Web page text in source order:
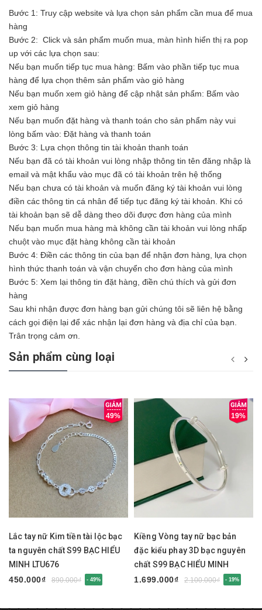
Bước 1: Truy cập website và lựa chọn sản phẩm cần mua để mua
hàng
Bước 2: Click và sản phẩm muốn mua, màn hình hiển thị ra pop
up với các lựa chọn sau:
Nếu bạn muốn tiếp tục mua hàng: Bấm vào phần tiếp tục mua
hàng để lựa chọn thêm sản phẩm vào giỏ hàng
Nếu bạn muốn xem giỏ hàng để cập nhật sản phẩm: Bấm vào
xem giỏ hàng
Nếu bạn muốn đặt hàng và thanh toán cho sản phẩm này vui
lòng bấm vào: Đặt hàng và thanh toán
Bước 3: Lựa chọn thông tin tài khoản thanh toán
Nếu bạn đã có tài khoản vui lòng nhập thông tin tên đăng nhập là
email và mật khẩu vào mục đã có tài khoản trên hệ thống
Nếu bạn chưa có tài khoản và muốn đăng ký tài khoản vui lòng
điền các thông tin cá nhân để tiếp tục đăng ký tài khoản. Khi có
tài khoản bạn sẽ dễ dàng theo dõi được đơn hàng của mình
Nếu bạn muốn mua hàng mà không cần tài khoản vui lòng nhấp
chuột vào mục đặt hàng không cần tài khoản
Bước 4: Điền các thông tin của bạn để nhận đơn hàng, lựa chọn
hình thức thanh toán và vận chuyển cho đơn hàng của mình
Bước 5: Xem lại thông tin đặt hàng, điền chú thích và gửi đơn
hàng
Sau khi nhận được đơn hàng bạn gửi chúng tôi sẽ liên hệ bằng
cách gọi điện lại để xác nhận lại đơn hàng và địa chỉ của bạn.
Trân trọng cảm ơn.
Sản phẩm cùng loại
49%
Lắc tay nữ Kim tiền tài lộc bạc
ta nguyên chất S99 BẠC HIỂU
MINH LTU676
450.000₫
890.000₫ - 49%
19%
Kiềng Vòng tay nữ bạc bản
đặc kiểu phay 3D bạc nguyên
chất S99 BẠC HIỂU MINH
LTU675
1.699.000₫ 2.100.000₫ - 19%